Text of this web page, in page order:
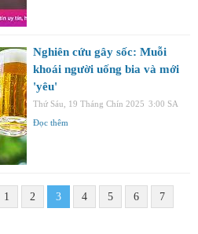
Nghiên cứu gây sốc: Muỗi
khoái người uống bia và mới
'yêu'
Thứ Sáu, 19 Tháng Chín 2025 3:00 SA
Đọc thêm
1 2 3 4 5 6 7